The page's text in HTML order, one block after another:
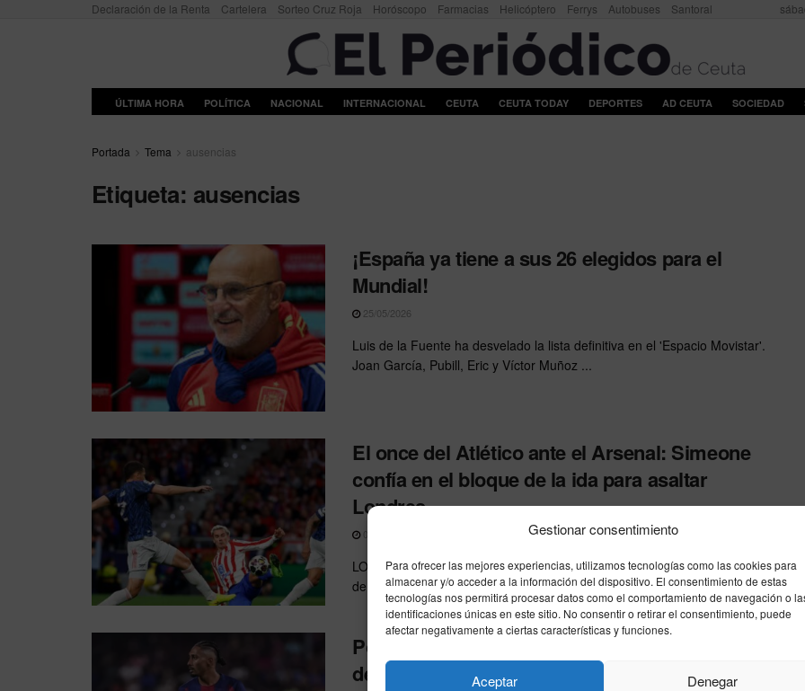
Gestionar consentimiento
Para ofrecer las mejores experiencias, utilizamos tecnologías como las cookies para
almacenar y/o acceder a la información del dispositivo. El consentimiento de estas
tecnologías nos permitirá procesar datos como el comportamiento de navegación o
identificaciones únicas en este sitio. No consentir o retirar el consentimiento, puede
afectar negativamente a ciertas características y funciones.
Aceptar Denegar
Declaración de la Renta Cartelera Sorteo Cruz Roja Horóscopo Farmacias Helicóptero Ferrys Autobuses Santoral
ÚLTIMA HORA POLÍTICA NACIONAL INTERNACIONAL CEUTA CEUTA TODAY DEPORTES AD CEUTA SOCIEDAD
Portada Tema ausencias
Etiqueta: ausencias
¡España ya tiene a sus 26 elegidos para el
Mundial!
25/05/2026
Luis de la Fuente ha desvelado la lista definitiva en el 'Espacio Movistar'.
Joan García, Pubill, Eric y Víctor Muñoz ...
El once del Atlético ante el Arsenal: Simeone
confía en el bloque de la ida para asaltar
Londres
05/05/2026
LONDRES – El Atlético de Madrid se juega esta noche el pase a la final
de la Champions League en ...
Posible alineación del Barça frente al Atlético
de Madrid en el Metropolitano